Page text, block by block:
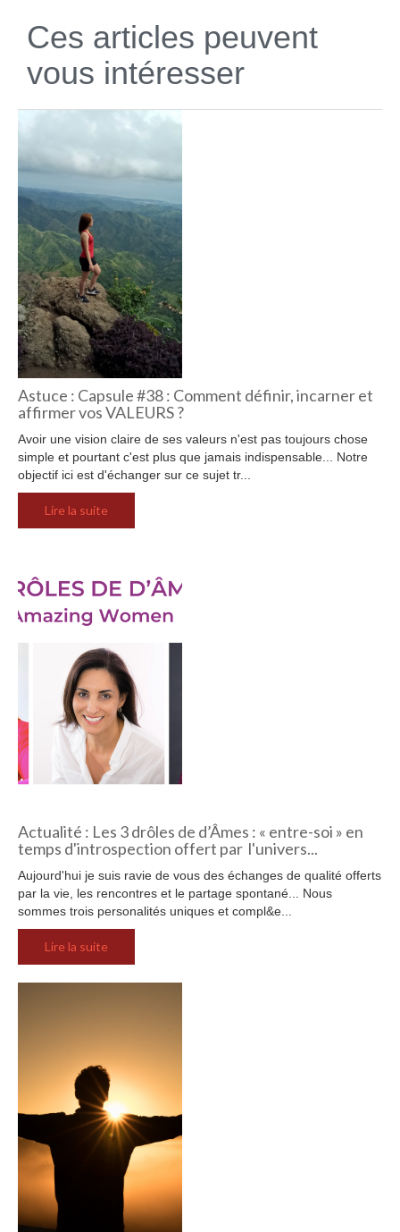
Ces articles peuvent
vous intéresser
Astuce : Capsule #38 : Comment définir, incarner et
affirmer vos VALEURS ?
Avoir une vision claire de ses valeurs n'est pas toujours chose
simple et pourtant c'est plus que jamais indispensable... Notre
objectif ici est d'échanger sur ce sujet tr...
Lire la suite
Actualité : Les 3 drôles de d’Âmes : « entre-soi » en
temps d'introspection offert par l'univers...
Aujourd'hui je suis ravie de vous des échanges de qualité offerts
par la vie, les rencontres et le partage spontané... Nous
sommes trois personalités uniques et compl&e...
Lire la suite